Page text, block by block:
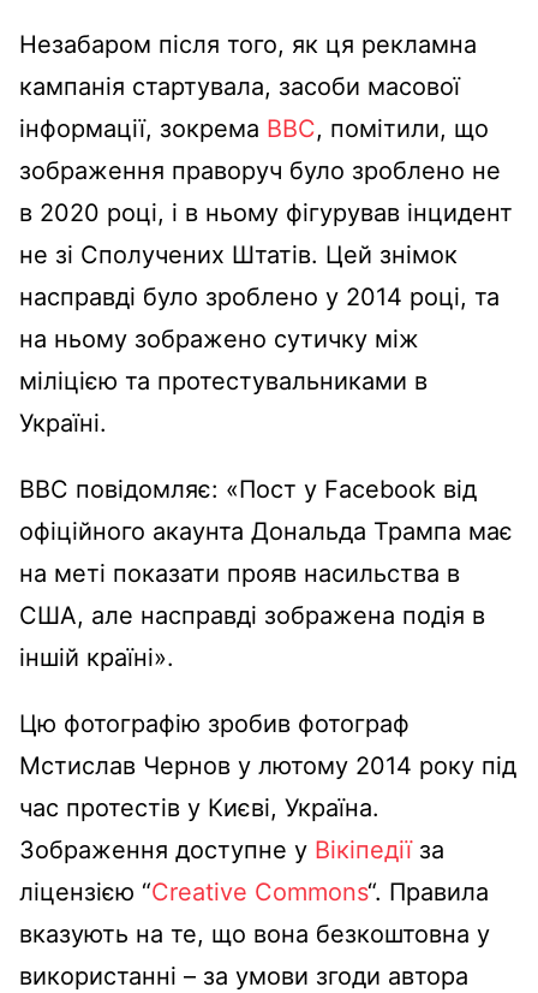
Незабаром після того, як ця рекламна
кампанія стартувала, засоби масової
інформації, зокрема BBC, помітили, що
зображення праворуч було зроблено не
в 2020 році, і в ньому фігурував інцидент
не зі Сполучених Штатів. Цей знімок
насправді було зроблено у 2014 році, та
на ньому зображено сутичку між
міліцією та протестувальниками в
Україні.
BBC повідомляє: «Пост у Facebook від
офіційного акаунта Дональда Трампа має
на меті показати прояв насильства в
США, але насправді зображена подія в
іншій країні».
Цю фотографію зробив фотограф
Мстислав Чернов у лютому 2014 року під
час протестів у Києві, Україна.
Зображення доступне у Вікіпедіїза
ліцензією “Creative Commons“. Правила
вказують на те, що вона безкоштовна у
використанні – за умови згоди автора